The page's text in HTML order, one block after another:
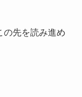
の先を読み進め